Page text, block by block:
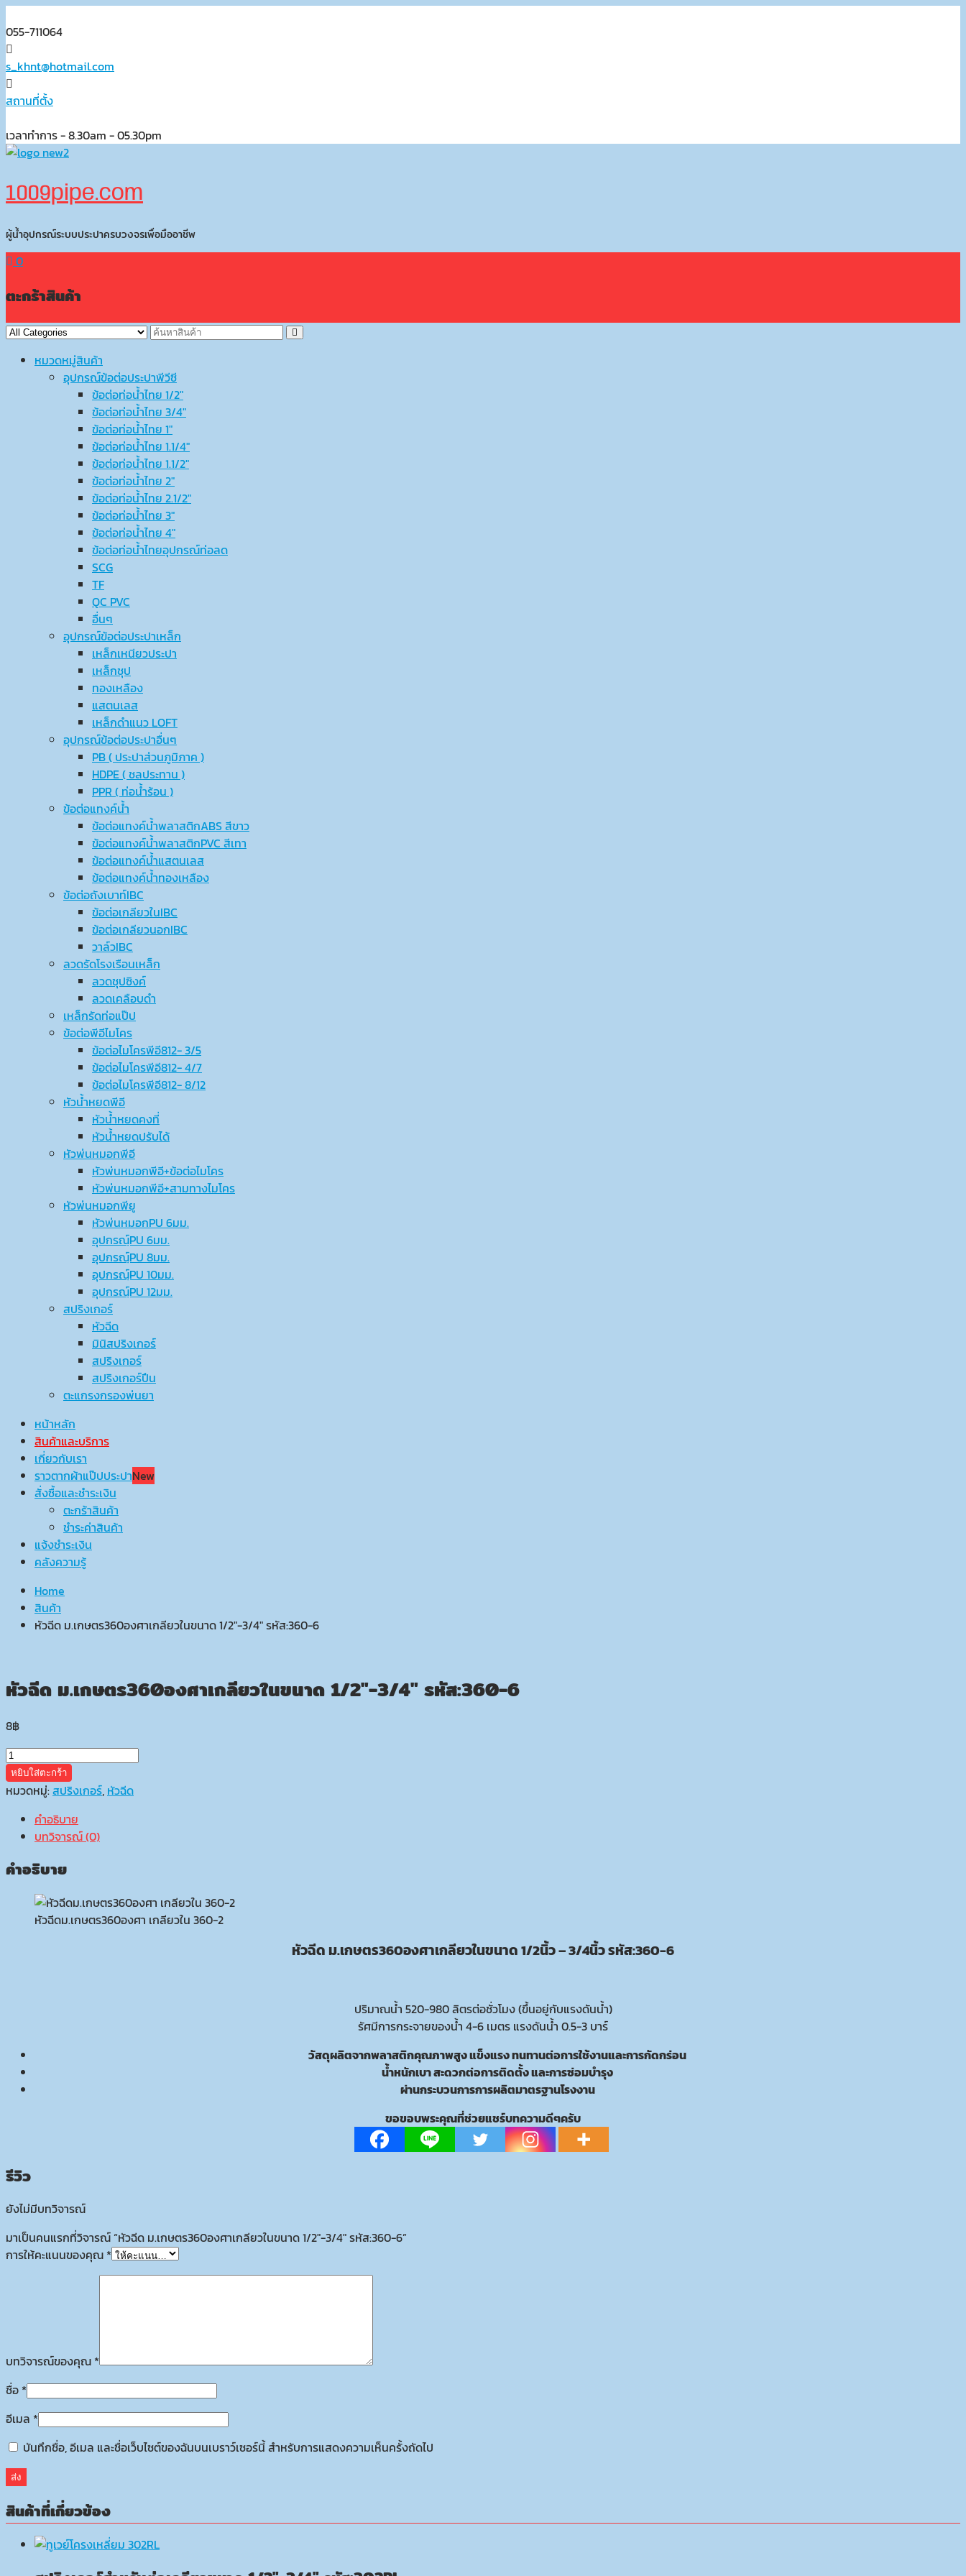
to
content
055-711064
s_khnt@hotmail.com
สถานที่ตั้ง
เวลาทำการ - 8.30am - 05.30pm
1009pipe.com
ผู้น้ำอุปกรณ์ระบบประปาครบวงจรเพื่อมืออาชีพ
0
ตะกร้าสินค้า
หมวดหมู่สินค้า
อุปกรณ์ข้อต่อประปาพีวีซี
ข้อต่อท่อน้ำไทย 1/2″
ข้อต่อท่อน้ำไทย 3/4″
ข้อต่อท่อน้ำไทย 1″
ข้อต่อท่อน้ำไทย 1.1/4″
ข้อต่อท่อน้ำไทย 1.1/2″
ข้อต่อท่อน้ำไทย 2″
ข้อต่อท่อน้ำไทย 2.1/2″
ข้อต่อท่อน้ำไทย 3″
ข้อต่อท่อน้ำไทย 4″
ข้อต่อท่อน้ำไทยอุปกรณ์ท่อลด
SCG
TF
QC PVC
อื่นๆ
อุปกรณ์ข้อต่อประปาเหล็ก
เหล็กเหนียวประปา
เหล็กชุป
ทองเหลือง
แสตนเลส
เหล็กดำแนว LOFT
อุปกรณ์ข้อต่อประปาอื่นๆ
PB ( ประปาส่วนภูมิภาค )
HDPE ( ชลประทาน )
PPR ( ท่อน้ำร้อน )
ข้อต่อแทงค์น้ำ
ข้อต่อแทงค์น้ำพลาสติกABS สีขาว
ข้อต่อแทงค์น้ำพลาสติกPVC สีเทา
ข้อต่อแทงค์น้ำแสตนเลส
ข้อต่อแทงค์น้ำทองเหลือง
ข้อต่อถังเบาท์IBC
ข้อต่อเกลียวในIBC
ข้อต่อเกลียวนอกIBC
วาล์วIBC
ลวดรัดโรงเรือนเหล็ก
ลวดชุปซิงค์
ลวดเคลือบดำ
เหล็กรัดท่อแป๊ป
ข้อต่อพีอีไมโคร
ข้อต่อไมโครพีอี812- 3/5
ข้อต่อไมโครพีอี812- 4/7
ข้อต่อไมโครพีอี812- 8/12
หัวน้ำหยดพีอี
หัวน้ำหยดคงที่
หัวน้ำหยดปรับได้
หัวพ่นหมอกพีอี
หัวพ่นหมอกพีอี+ข้อต่อไมโคร
หัวพ่นหมอกพีอี+สามทางไมโคร
หัวพ่นหมอกพียู
หัวพ่นหมอกPU 6มม.
อุปกรณ์ฺPU 6มม.
อุปกรณ์ฺPU 8มม.
อุปกรณ์ฺPU 10มม.
อุปกรณ์ฺPU 12มม.
สปริงเกอร์
หัวฉีด
มินิสปริงเกอร์
สปริงเกอร์
สปริงเกอร์ปืน
ตะแกรงกรองพ่นยา
หน้าหลัก
สินค้าและบริการ
เกี่ยวกับเรา
ราวตากผ้าแป๊ปประปาNew
สั่งซื้อและชำระเงิน
ตะกร้าสินค้า
ชำระค่าสินค้า
แจ้งชำระเงิน
คลังความรู้
Home
สินค้า
หัวฉีด ม.เกษตร360องศาเกลียวในขนาด 1/2″-3/4″ รหัส:360-6
หัวฉีด ม.เกษตร360องศาเกลียวในขนาด 1/2″-3/4″ รหัส:360-6
8฿
จำนวน
หัว
ฉีด
เกลียว
1/2"-3/4"
รหัส:360-
หยิบใส่ตะกร้า
หมวดหมู่:สปริงเกอร์, หัวฉีด
คำอธิบาย
บทวิจารณ์ (0)
คำอธิบาย
หัวฉีดม.เกษตร360องศา เกลียวใน 360-2
หัวฉีด ม.เกษตร360องศาเกลียวในขนาด 1/2นิ้ว – 3/4นิ้ว รหัส:360-6
ปริมาณน้ำ 520-980 ลิตรต่อชั่วโมง (ขึ้นอยู่กับแรงดันน้ำ)
รัศมีการกระจายของน้ำ 4-6 เมตร แรงดันน้ำ 0.5-3 บาร์
วัสดุผลิตจากพลาสติกคุณภาพสูง แข็งแรง ทนทานต่อการใช้งานและการกัดกร่อน
น้ำหนักเบา สะดวกต่อการติดตั้ง และการซ่อมบำรุง
ผ่านกระบวนการการผลิตมาตรฐานโรงงาน
ขอขอบพระคุณที่ช่วยแชร์บทความดีๆครับ
รีวิว
ยังไม่มีบทวิจารณ์
มาเป็นคนแรกที่วิจารณ์ “หัวฉีด ม.เกษตร360องศาเกลียวในขนาด 1/2″-3/4″ รหัส:360-6”
การให้คะแนนของคุณ *
บทวิจารณ์ของคุณ *
ชื่อ *
อีเมล *
บันทึกชื่อ, อีเมล และชื่อเว็บไซต์ของฉันบนเบราว์เซอร์นี้ สำหรับการแสดงความเห็นครั้งถัดไป
สินค้าที่เกี่ยวข้อง